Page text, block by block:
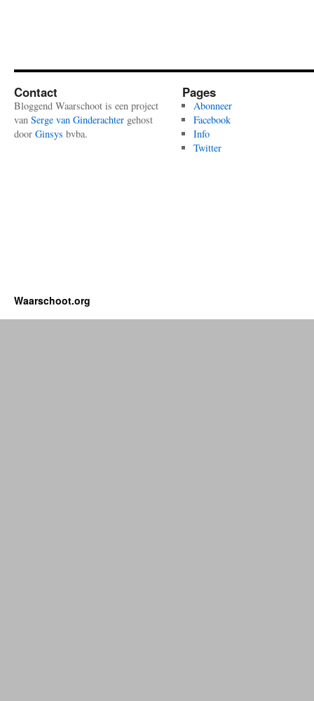
Contact
Bloggend Waarschoot is een project
van Serge van Ginderachter gehost
door Ginsys bvba.
Pages
Abonneer
Facebook
Info
Twitter
Waarschoot.org